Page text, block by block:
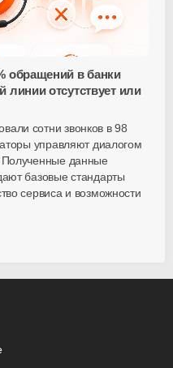
обращений в банки
линии отсутствует или
сотни звонков в 98
управляют диалогом
данные
базовые стандарты
сервиса и возможности